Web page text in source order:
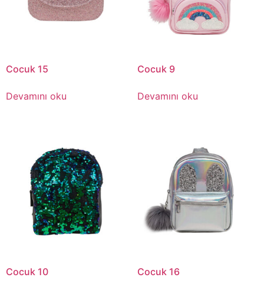
Cocuk 15
Devamını oku
Cocuk 9
Devamını oku
Cocuk 10 Cocuk 16